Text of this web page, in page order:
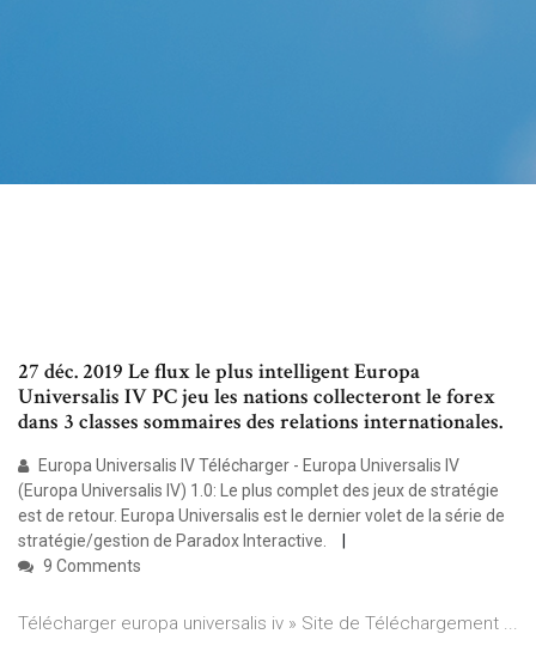
27 déc. 2019 Le flux le plus intelligent Europa
Universalis IV PC jeu les nations collecteront le forex
dans 3 classes sommaires des relations internationales.
Europa Universalis IV Télécharger - Europa Universalis IV
(Europa Universalis IV) 1.0: Le plus complet des jeux de stratégie
est de retour. Europa Universalis est le dernier volet de la série de
stratégie/gestion de Paradox Interactive.
9 Comments
Télécharger europa universalis iv » Site de Téléchargement ...